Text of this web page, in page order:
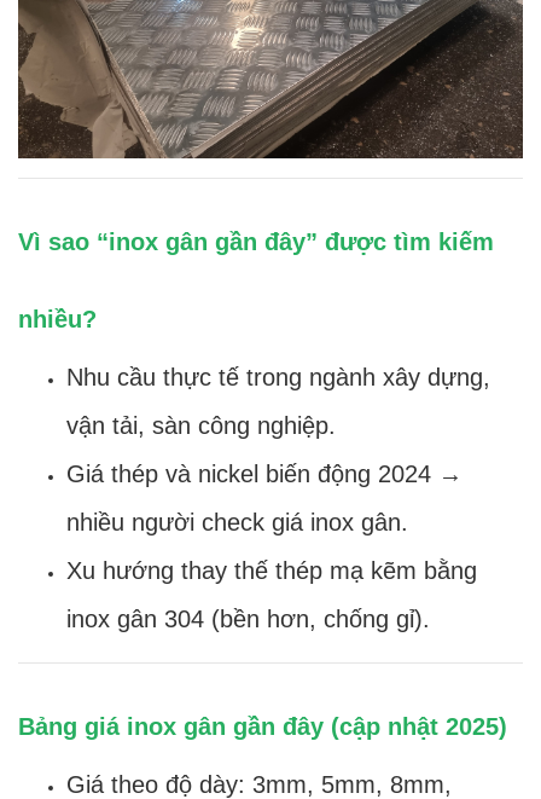
Vì sao “inox gân gần đây” được tìm kiếm
nhiều?
Nhu cầu thực tế trong ngành xây dựng,
vận tải, sàn công nghiệp.
Giá thép và nickel biến động 2024 →
nhiều người check giá inox gân.
Xu hướng thay thế thép mạ kẽm bằng
inox gân 304 (bền hơn, chống gỉ).
Bảng giá inox gân gần đây (cập nhật 2025)
Giá theo độ dày: 3mm, 5mm, 8mm,